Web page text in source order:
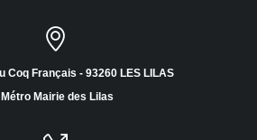
Coq Français - 93260 LES LILAS
Métro Mairie des Lilas